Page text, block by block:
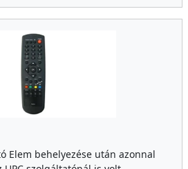
Elem behelyezése után azonnal